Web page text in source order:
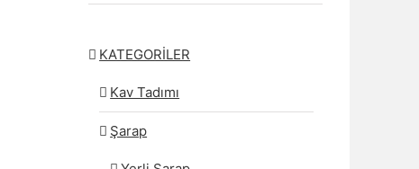
KATEGORİLER
Kav Tadımı
Şarap